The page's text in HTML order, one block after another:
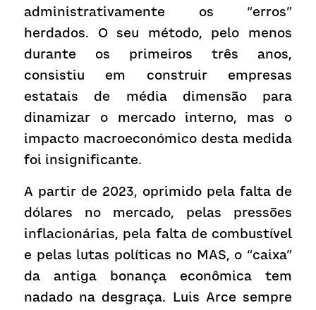
administrativamente os “erros”
herdados. O seu método, pelo menos
durante os primeiros três anos,
consistiu em construir empresas
estatais de média dimensão para
dinamizar o mercado interno, mas o
impacto macroeconómico desta medida
foi insignificante.
A partir de 2023, oprimido pela falta de
dólares no mercado, pelas pressões
inflacionárias, pela falta de combustível
e pelas lutas políticas no MAS, o “caixa”
da antiga bonança econômica tem
nadado na desgraça. Luis Arce sempre